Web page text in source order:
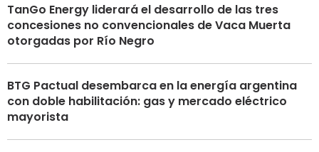
TanGo Energy liderará el desarrollo de las tres
concesiones no convencionales de Vaca Muerta
otorgadas por Río Negro
BTG Pactual desembarca en la energía argentina
con doble habilitación: gas y mercado eléctrico
mayorista